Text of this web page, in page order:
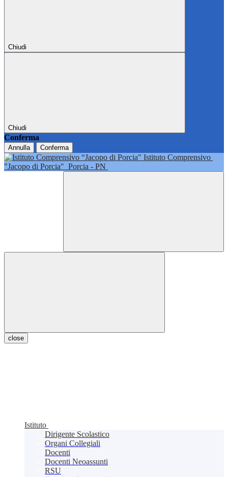
Chiudi
Chiudi
Conferma
Annulla Conferma
Istituto Comprensivo
"Jacopo di Porcia" Porcia - PN
close
Istituto
Dirigente Scolastico
Organi Collegiali
Docenti
Docenti Neoassunti
RSU